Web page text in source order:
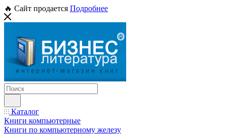
🔥 Сайт продается Подробнее
Каталог
Книги компьютерные
Книги по компьютерному железу